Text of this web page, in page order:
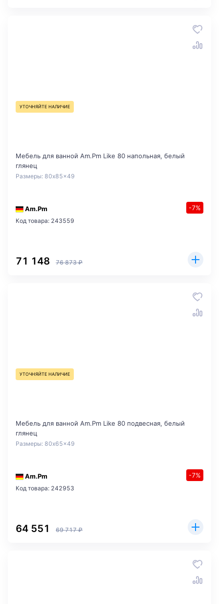
УТОЧНЯЙТЕ НАЛИЧИЕ
Мебель для ванной Am.Pm Like 80 напольная, белый
глянец
Размеры: 80x85x49
Am.Pm -7%
Код товара: 243559
71 148 76 873 ₽
УТОЧНЯЙТЕ НАЛИЧИЕ
Мебель для ванной Am.Pm Like 80 подвесная, белый
глянец
Размеры: 80x65x49
Am.Pm -7%
Код товара: 242953
64 551 69 717 ₽